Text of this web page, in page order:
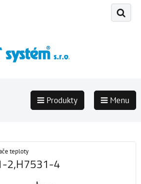
Produkty Menu
teploty
2,H7531-4